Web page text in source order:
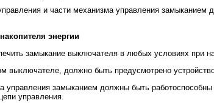
и части механизма управления
энергии
замыкание выключателя в любых условиях при
выключателе, должно быть предусмотрено
управления замыканием должны быть работоспособны
управления.